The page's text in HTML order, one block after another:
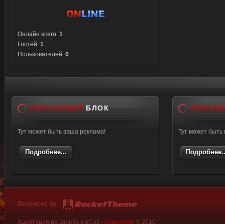
Онлайн всего: 1
Гостей: 1
Пользователей: 0
РЕКЛАМНЫЙ БЛОК
Тут может быть ваша реклама!
Подробнее...
Тут может
Developed By
Адаптация из Joomla в uCoz - Lewonchik© 2010